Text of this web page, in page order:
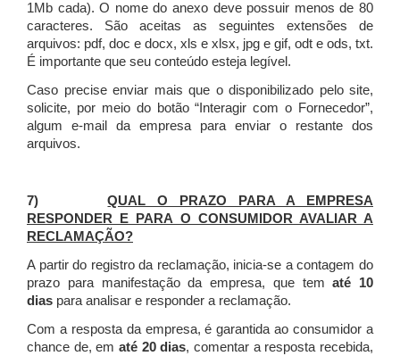
1Mb cada). O nome do anexo deve possuir menos de 80
caracteres. São aceitas as seguintes extensões de
arquivos: pdf, doc e docx, xls e xlsx, jpg e gif, odt e ods, txt.
É importante que seu conteúdo esteja legível.
Caso precise enviar mais que o disponibilizado pelo site,
solicite, por meio do botão “Interagir com o Fornecedor”,
algum e-mail da empresa para enviar o restante dos
arquivos.
7)QUAL O PRAZO PARA A EMPRESA
RESPONDER E PARA O CONSUMIDOR AVALIAR A
RECLAMAÇÃO?
A partir do registro da reclamação, inicia-se a contagem do
prazo para manifestação da empresa, que tematé 10
dias para analisar e responder a reclamação.
Com a resposta da empresa, é garantida ao consumidor a
chance de, em até 20 dias, comentar a resposta recebida,